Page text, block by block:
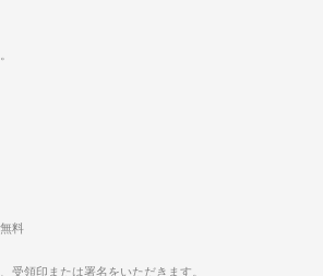
料
受領印または署名をいただきます。